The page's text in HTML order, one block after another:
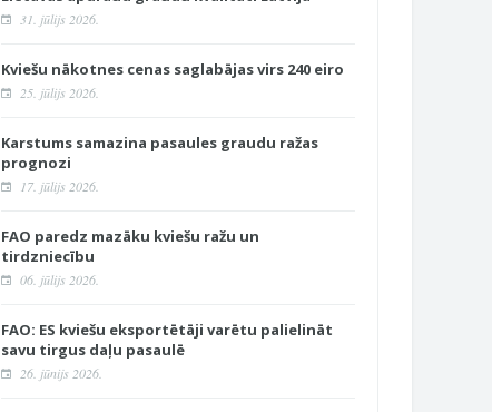
31. jūlijs 2026.
Kviešu nākotnes cenas saglabājas virs 240 eiro
25. jūlijs 2026.
Karstums samazina pasaules graudu ražas
prognozi
17. jūlijs 2026.
FAO paredz mazāku kviešu ražu un
tirdzniecību
06. jūlijs 2026.
FAO: ES kviešu eksportētāji varētu palielināt
savu tirgus daļu pasaulē
26. jūnijs 2026.